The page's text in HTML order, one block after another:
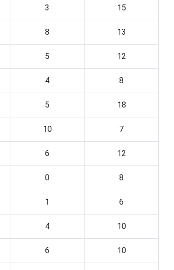
3 15
8 13
5 12
4 8
5 18
10 7
6 12
0 8
1 6
4 10
6 10